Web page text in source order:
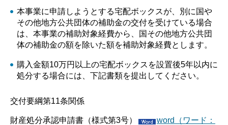
本事業に申請しようとする宅配ボックスが、別に国や
その他地方公共団体の補助金の交付を受けている場合
は、本事業の補助対象経費から、国その他地方公共団
体の補助金の額を除いた額を補助対象経費とします。
購入金額10万円以上の宅配ボックスを設置後5年以内に
処分する場合には、下記書類を提出してください。
交付要綱第11条関係
財産処分承認申請書（様式第3号）
word（ワード：